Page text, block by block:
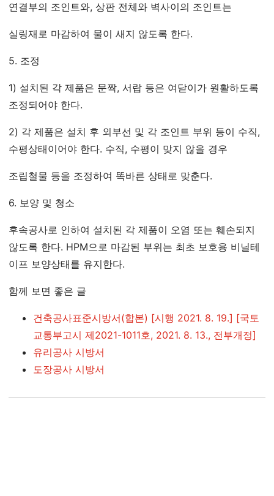
연결부의 조인트와, 상판 전체와 벽사이의 조인트는
실링재로 마감하여 물이 새지 않도록 한다.
5. 조정
1) 설치된 각 제품은 문짝, 서랍 등은 여닫이가 원활하도록
조정되어야 한다.
2) 각 제품은 설치 후 외부선 및 각 조인트 부위 등이 수직,
수평상태이어야 한다. 수직, 수평이 맞지 않을 경우
조립철물 등을 조정하여 똑바른 상태로 맞춘다.
6. 보양 및 청소
후속공사로 인하여 설치된 각 제품이 오염 또는 훼손되지
않도록 한다. HPM으로 마감된 부위는 최초 보호용 비닐테
이프 보양상태를 유지한다.
함께 보면 좋은 글
건축공사표준시방서(합본) [시행 2021. 8. 19.] [국토
교통부고시 제2021-1011호, 2021. 8. 13., 전부개정]
유리공사 시방서
도장공사 시방서